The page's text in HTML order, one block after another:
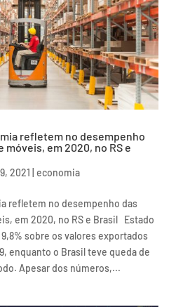
refletem no desempenho
móveis, em 2020, no RS e
2021 economia
refletem no desempenho das
em 2020, no RS e Brasil Estado
sobre os valores exportados
enquanto o Brasil teve queda de
Apesar dos números,...